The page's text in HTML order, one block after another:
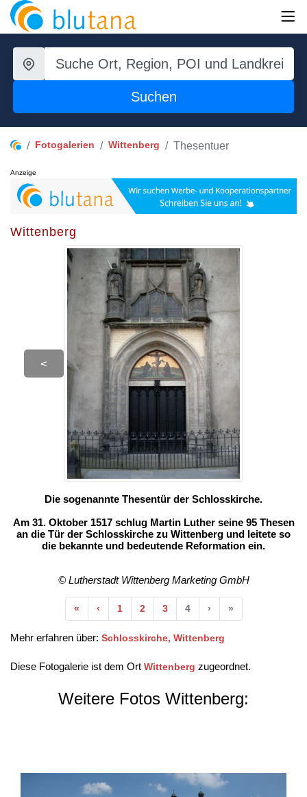
Suchen
Fotogalerien Wittenberg Thesentuer
Anzeige
Wittenberg
<
Die sogenannte Thesentür der Schlosskirche.
Am 31. Oktober 1517 schlug Martin Luther seine 95 Thesen
an die Tür der Schlosskirche zu Wittenberg und leitete so
die bekannte und bedeutende Reformation ein.
© Lutherstadt Wittenberg Marketing GmbH
«Anfang
‹Vorherige
1 2 3 4 ›Nächste
»Ende
Mehr erfahren über: Schlosskirche, Wittenberg
Diese Fotogalerie ist dem Ort Wittenberg zugeordnet.
Weitere Fotos Wittenberg: